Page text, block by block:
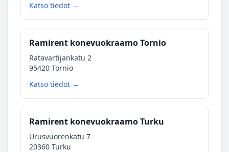
Katso tiedot →
Ramirent konevuokraamo Tornio
Ratavartijankatu 2
95420 Tornio
Katso tiedot →
Ramirent konevuokraamo Turku
Urusvuorenkatu 7
20360 Turku